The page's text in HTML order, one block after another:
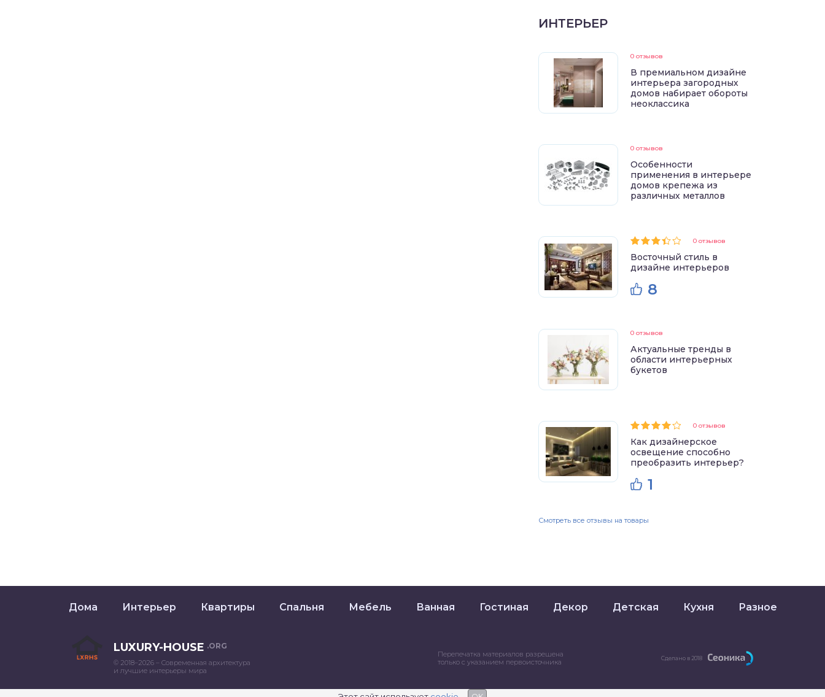
ИНТЕРЬЕР
0 отзывов
В премиальном дизайне
интерьера загородных
домов набирает обороты
неоклассика
0 отзывов
Особенности
применения в интерьере
домов крепежа из
различных металлов
0 отзывов
Восточный стиль в
дизайне интерьеров
8
0 отзывов
Актуальные тренды в
области интерьерных
букетов
0 отзывов
Как дизайнерское
освещение способно
преобразить интерьер?
1
Смотреть все отзывы на товары
Дома Интерьер Квартиры Спальня Мебель Ванная Гостиная Декор Детская Кухня Разное
LUXURY-HOUSE .ORG
© 2018–2026 – Современная архитектура
и лучшие интерьеры мира
Перепечатка материалов разрешена
только с указанием первоисточника
Сделано в 2018